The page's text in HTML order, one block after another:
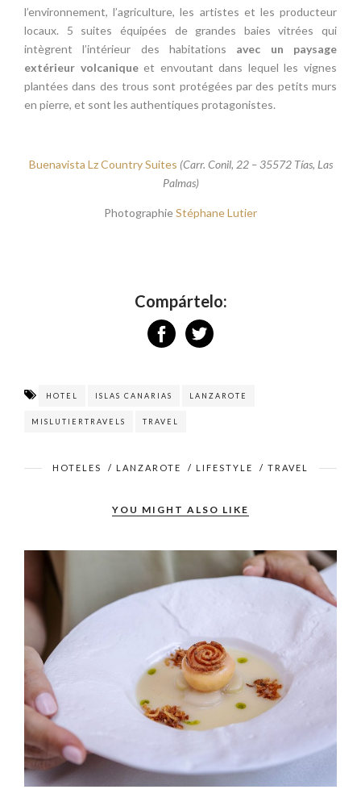
l’environnement, l’agriculture, les artistes et les producteur
locaux. 5 suites équipées de grandes baies vitrées qui
intègrent l’intérieur des habitations avec un paysage
extérieur volcaniqueet envoutant dans lequel les vignes
plantées dans des trous sont protégées par des petits murs
en pierre, et sont les authentiques protagonistes.
Buenavista Lz Country Suites (Carr. Conil, 22 – 35572 Tías, Las
Palmas)
PhotographieStéphane Lutier
Compártelo:
HOTEL ISLAS CANARIAS LANZAROTE
MISLUTIERTRAVELS TRAVEL
HOTELES / LANZAROTE / LIFESTYLE / TRAVEL
YOU MIGHT ALSO LIKE